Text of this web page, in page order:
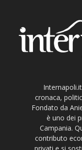
cronaca,
Fondato da
è uno dei
Campania.
contributo